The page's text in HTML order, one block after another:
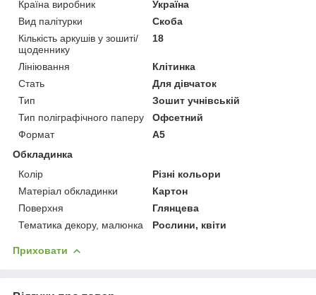
Країна виробник
Україна
Вид палітурки
Скоба
Кількість аркушів у зошиті/
щоденнику
18
Лініювання
Клітинка
Стать
Для дівчаток
Тип
Зошит учнівській
Тип поліграфічного паперу
Офсетний
Формат
A5
Обкладинка
Колір
Різні кольори
Матеріал обкладинки
Картон
Поверхня
Глянцева
Тематика декору, малюнка
Рослини, квіти
Приховати